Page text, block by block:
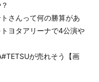
トさんって何の勝算があ
ヨタアリーナで4公演や
が売れそう【画